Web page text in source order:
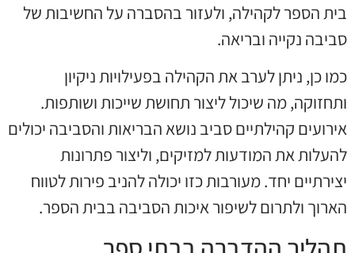
בית הספר לקהילה, ולעזור בהסברה על החשיבות של
סביבה נקייה ובריאה.
כמו כן, ניתן לערב את הקהילה בפעילויות ניקיון
ותחזוקה, מה שיכול ליצור תחושת שייכות ושותפות.
אירועים קהילתיים סביב נושא הבריאות והסביבה יכולים
להעלות את המודעות למזיקים, וליצור פתרונות
יצירתיים יחד. מעורבות כזו יכולה להניב פירות לטווח
הארוך ולתרום לשיפור איכות הסביבה בבית הספר.